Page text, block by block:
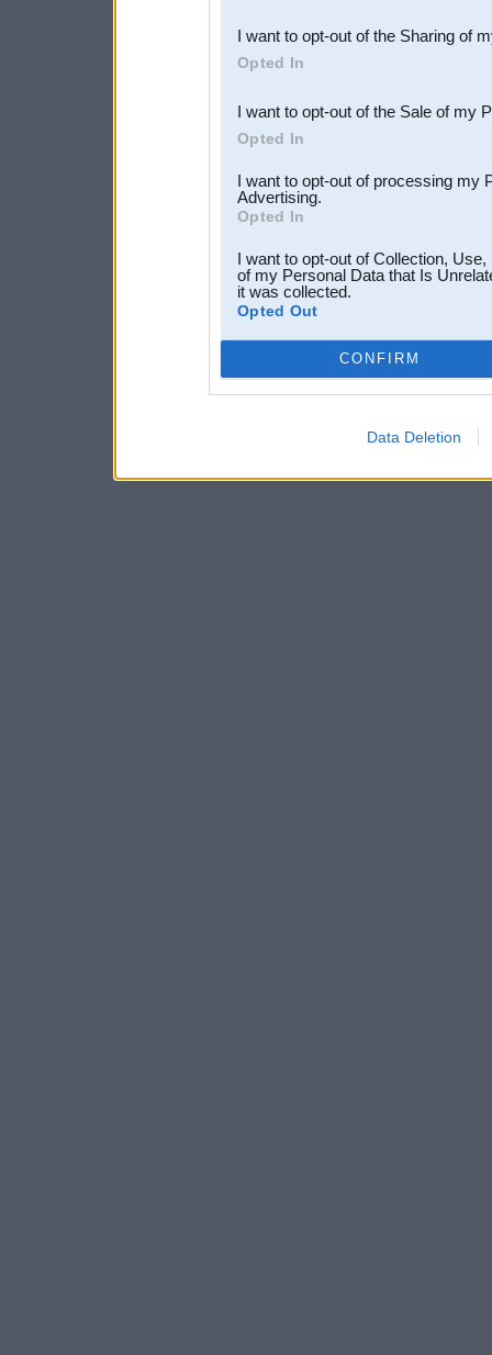
Downstream Participants
third parties.
I want to opt-out of the Sharing of
Opted In
I want to opt-out of the Sale of my
Opted In
I want to opt-out of processing my
Advertising.
Opted In
I want to opt-out of Collection,
of my Personal Data that Is
it was collected.
Opted Out
CONFIRM
Data Deletion